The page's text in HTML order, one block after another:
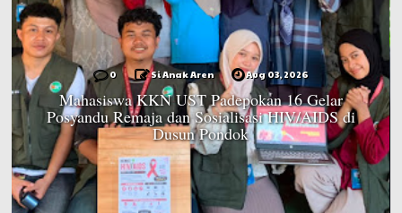
0 Si Anak Aren Aug 03, 2026
Mahasiswa KKN UST Padepokan 16 Gelar
Posyandu Remaja dan Sosialisasi HIV/AIDS di
Dusun Pondok